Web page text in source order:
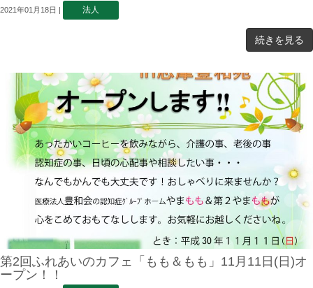
2021年01月18日 | 法人
続きを見る
第2回ふれあいのカフェ「もも＆もも」11月11日(日)オ
ープン！！